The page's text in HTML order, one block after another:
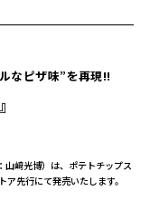
なピザ味”を再現‼
﨑光博）は、ポテトチップス
先行にて発売いたします。